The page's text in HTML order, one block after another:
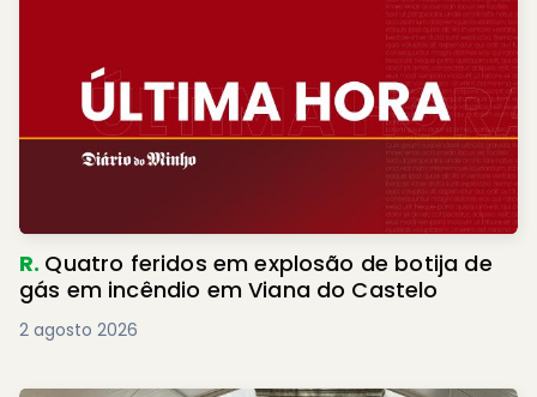
R. Quatro feridos em explosão de botija de
gás em incêndio em Viana do Castelo
2 agosto 2026